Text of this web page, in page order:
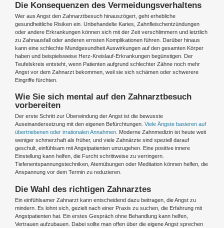
Die Konsequenzen des Vermeidungsverhaltens
Wer aus Angst den Zahnarztbesuch hinauszögert, geht erhebliche
gesundheitliche Risiken ein. Unbehandelte Karies, Zahnfleischentzündungen
oder andere Erkrankungen können sich mit der Zeit verschlimmern und letztlich
zu Zahnausfall oder anderen ernsten Komplikationen führen. Darüber hinaus
kann eine schlechte Mundgesundheit Auswirkungen auf den gesamten Körper
haben und beispielsweise Herz-Kreislauf-Erkrankungen begünstigen. Der
Teufelskreis entsteht, wenn Patienten aufgrund schlechter Zähne noch mehr
Angst vor dem Zahnarzt bekommen, weil sie sich schämen oder schwerere
Eingriffe fürchten.
Wie Sie sich mental auf den Zahnarztbesuch
vorbereiten
Der erste Schritt zur Überwindung der Angst ist die bewusste
Auseinandersetzung mit den eigenen Befürchtungen. Viele Ängste basieren auf
übertriebenen oder irrationalen Annahmen. Moderne Zahnmedizin ist heute weit
weniger schmerzhaft als früher, und viele Zahnärzte sind speziell darauf
geschult, einfühlsam mit Angstpatienten umzugehen. Eine positive innere
Einstellung kann helfen, die Furcht schrittweise zu verringern.
Tiefenentspannungstechniken, Atemübungen oder Meditation können helfen, die
Anspannung vor dem Termin zu reduzieren.
Die Wahl des richtigen Zahnarztes
Ein einfühlsamer Zahnarzt kann entscheidend dazu beitragen, die Angst zu
mindern. Es lohnt sich, gezielt nach einer Praxis zu suchen, die Erfahrung mit
Angstpatienten hat. Ein erstes Gespräch ohne Behandlung kann helfen,
Vertrauen aufzubauen. Dabei sollte man offen über die eigene Angst sprechen